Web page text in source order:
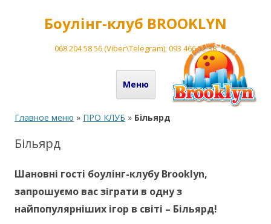
Боулінг-клуб BROOKLYN
068 204 58 56 (Viber\Telegram); 093 466 52 38
Меню
Перейти до вмісту
Главное меню » ПРО КЛУБ » Більярд
Більярд
Шановні гості боулінг-клубу Brooklyn,
запрошуємо вас зіграти в одну з
найпопулярніших ігор в світі – Більярд!